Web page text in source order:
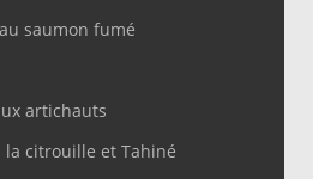
saumon fumé
artichauts
citrouille et Tahiné